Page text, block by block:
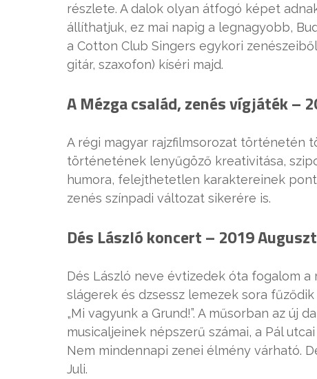
részlete. A dalok olyan átfogó képet
állíthatjuk, ez mai napig a legnagyobb,
a Cotton Club Singers egykori
gitár, szaxofon) kíséri majd.
A Mézga család, zenés vígjáték –
A régi magyar rajzfilmsorozat történetén
történetének lenyűgöző kreativitása,
humora, felejthetetlen karaktereinek
zenés színpadi változat sikerére is.
Dés László koncert – 2019
Dés László neve évtizedek óta fogalom
slágerek és dzsessz lemezek sora
„Mi vagyunk a Grund!”. A műsorban az új
musicaljeinek népszerű számai, a Pál
Nem mindennapi zenei élmény várható.
Juli.